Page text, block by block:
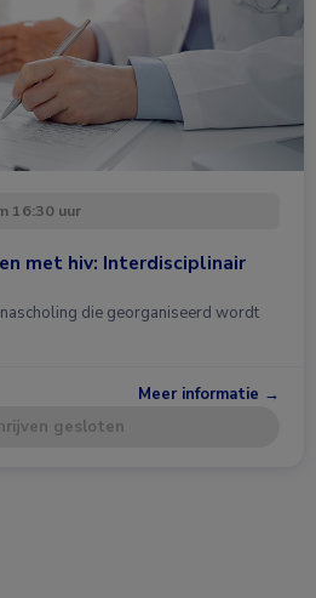
16:30 uur
met hiv: Interdisciplinair
die georganiseerd wordt
Meer informatie →
gesloten